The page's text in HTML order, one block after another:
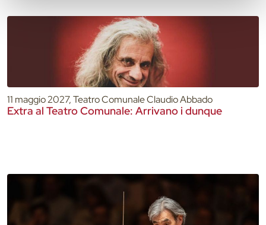
11 maggio 2027, Teatro Comunale Claudio Abbado
Extra al Teatro Comunale: Arrivano i dunque